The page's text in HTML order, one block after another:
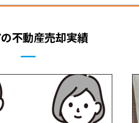
不動産売却実績